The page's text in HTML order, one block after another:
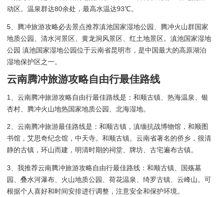
动区。温泉群达80余处，最高水温达93℃。
5、腾冲旅游攻略必去景点推荐滇池国家湿地公园、腾冲火山群国家
地质公园、清水河景区、黄龙洞风景区、红土地景区。滇池国家湿地
公园 滇池国家湿地公园位于云南省昆明市，是中国最大的高原湖泊
湿地保护区之一。
云南腾冲旅游攻略自由行最佳路线
1、云南腾冲旅游攻略自由行最佳路线是：和顺古镇、热海温泉、银
杏村、腾冲火山地热国家地质公园、北海湿地。
2、云南腾冲旅游最佳路线是：和顺古镇，滇缅抗战博物馆，和顺图
书馆，艾思奇纪念馆，中天寺。和顺古镇。云南省著名的侨乡，很清
静的古镇，环山而建，明清时期的祠堂、牌坊、古宅遍布古镇。
3、我推荐云南腾冲旅游攻略自由行最佳路线：和顺古镇、国殇墓
园、叠水河瀑布、火山地质公园、荷花温泉、绮罗古镇、云峰山。可
根据个人喜好和时间安排进行调整，注意安全和保护环境。